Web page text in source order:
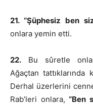
21. “Şüphesiz ben
onlara yemin etti.
22. Bu sûretle
Ağaçtan
Derhal üzerlerini
Rab’leri onlara,“Ben